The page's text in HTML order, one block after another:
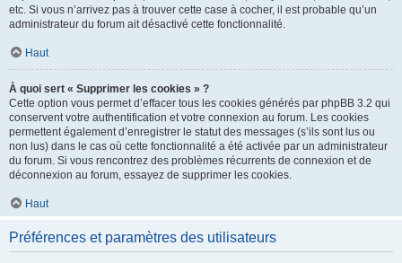
etc. Si vous n’arrivez pas à trouver cette case à cocher, il est probable qu’un
administrateur du forum ait désactivé cette fonctionnalité.
Haut
À quoi sert « Supprimer les cookies » ?
Cette option vous permet d’effacer tous les cookies générés par phpBB 3.2 qui
conservent votre authentification et votre connexion au forum. Les cookies
permettent également d’enregistrer le statut des messages (s’ils sont lus ou
non lus) dans le cas où cette fonctionnalité a été activée par un administrateur
du forum. Si vous rencontrez des problèmes récurrents de connexion et de
déconnexion au forum, essayez de supprimer les cookies.
Haut
Préférences et paramètres des utilisateurs